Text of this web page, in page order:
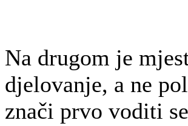
Na drugom je
djelovanje, a ne
znači prvo voditi